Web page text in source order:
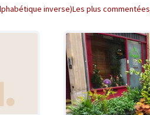
inverse)Les plus commentées